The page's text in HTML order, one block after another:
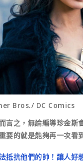
Bros./ DC Comics
之，無論編導珍金斯會
要的就是能夠再一次看
抵抗他們的帥！讓人好